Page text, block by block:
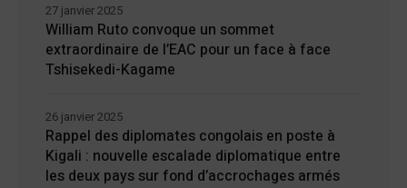
William Ruto convoque un sommet
extraordinaire de l’EAC pour un face à face
Tshisekedi-Kagame
27 janvier 2025
Rappel des diplomates congolais en poste à
Kigali : nouvelle escalade diplomatique entre
les deux pays sur fond d’accrochages armés
26 janvier 2025